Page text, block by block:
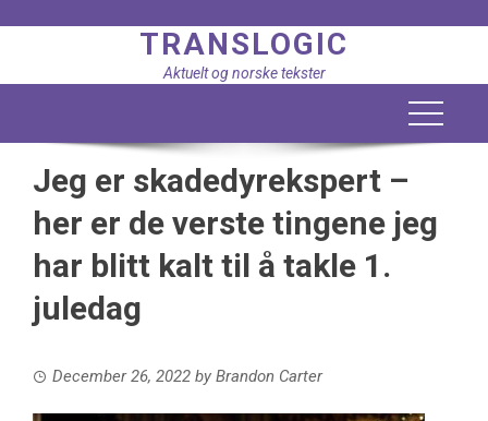
TRANSLOGIC
Aktuelt og norske tekster
Jeg er skadedyrekspert –
her er de verste tingene jeg
har blitt kalt til å takle 1.
juledag
December 26, 2022 by Brandon Carter